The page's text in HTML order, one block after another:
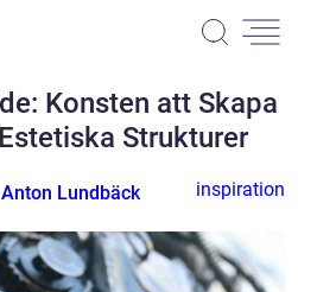
Konsten att Skapa
Strukturer
Anton Lundbäck inspiration